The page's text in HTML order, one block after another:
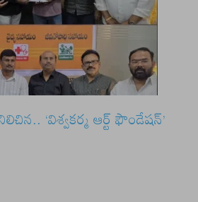
‘విశ్వకర్మ ఆర్ట్ ఫౌండేషన్’